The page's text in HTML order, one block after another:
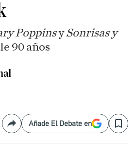
PoppinsySonrisas y
90 años
CompartirAñade El Debate en Save